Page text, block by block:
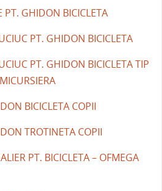
PT. GHIDON BICICLETA
PT. GHIDON BICICLETA
PT. GHIDON BICICLETA TIP
BICICLETA COPII
TROTINETA COPII
PT. BICICLETA – OFMEGA